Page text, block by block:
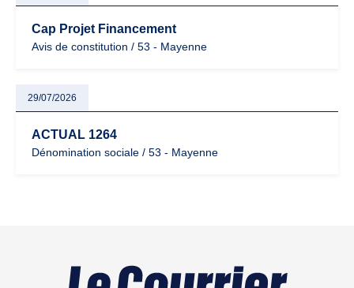
Cap Projet Financement
Avis de constitution / 53 - Mayenne
29/07/2026
ACTUAL 1264
Dénomination sociale / 53 - Mayenne